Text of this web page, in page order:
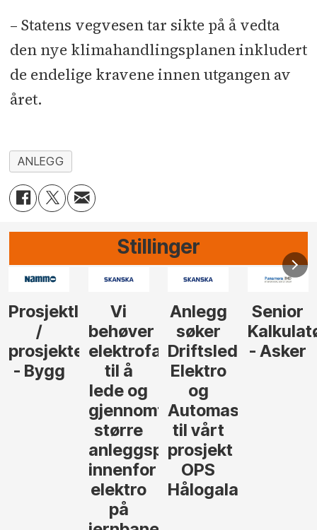
– Statens vegvesen tar sikte på å vedta
den nye klimahandlingsplanen inkludert
de endelige kravene innen utgangen av
året.
ANLEGG
Stillinger
Anlegg
søker
Driftsleder
Elektro
Automasjon
Hålogalandsvegen
Senior
Kalkulatør
- Asker
Senior
Tilbudsleder
Anlegg
- Oslo